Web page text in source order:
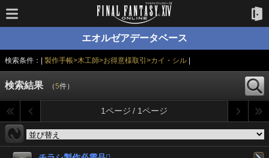
エオルゼアデータベース
検索条件：| 製作手帳>木工師>お得意様取引>カイ・シル|
検索結果 （5件）
1ページ / 1ページ